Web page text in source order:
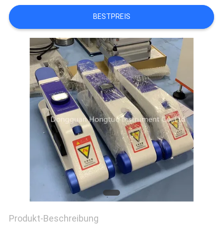
EIN
ZITAT
SITEMAP
PRIVACY
POLICY
BESTPREIS
Produkt-Beschreibung